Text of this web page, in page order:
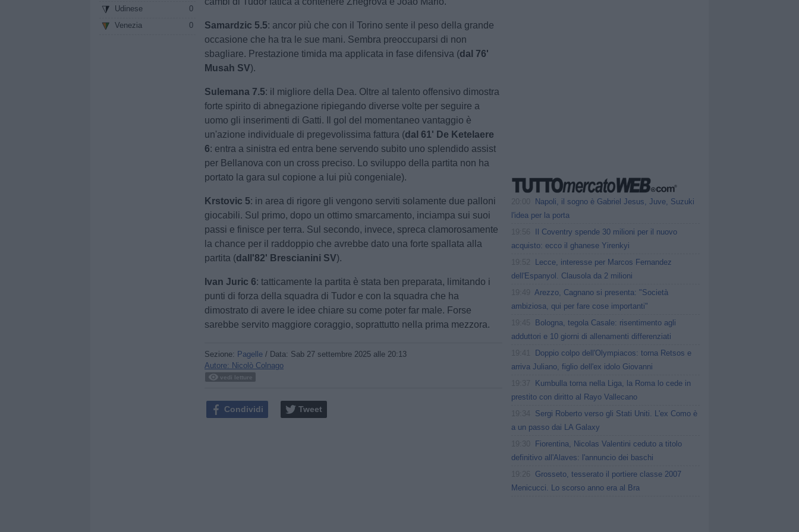
Udinese
0
Venezia
0 Samardzic 5.5: ancor più che con il Torino sente il peso della grande
occasione che ha tra le sue mani. Sembra preoccuparsi di non
sbagliare. Prestazione timida ma applicata in fase difensiva (dal 76'
Musah SV).
Sulemana 7.5: il migliore della Dea. Oltre al talento offensivo dimostra
forte spirito di abnegazione ripiegando diverse volte per seguire a
uomo gli inserimenti di Gatti. Il gol del momentaneo vantaggio è
un'azione individuale di pregevolissima fattura (dal 61' De Ketelaere
6: entra a sinistra ed entra bene servendo subito uno splendido assist
per Bellanova con un cross preciso. Lo sviluppo della partita non ha
portato la gara sul copione a lui più congeniale).
Krstovic 5: in area di rigore gli vengono serviti solamente due palloni
giocabili. Sul primo, dopo un ottimo smarcamento, inciampa sui suoi
passi e finisce per terra. Sul secondo, invece, spreca clamorosamente
la chance per il raddoppio che avrebbe dato una forte spallata alla
partita (dall'82' Brescianini SV).
Ivan Juric 6: tatticamente la partita è stata ben preparata, limitando i
punti di forza della squadra di Tudor e con la squadra che ha
dimostrato di avere le idee chiare su come poter far male. Forse
sarebbe servito maggiore coraggio, soprattutto nella prima mezzora.
Sezione: Pagelle / Data: Sab 27 settembre 2025 alle 20:13
Autore: Nicolò Colnago
vedi letture
Condividi Tweet
Napoli, il sogno è Gabriel Jesus, Juve, Suzuki
l'idea per la porta
Il Coventry spende 30 milioni per il nuovo
acquisto: ecco il ghanese Yirenkyi
Lecce, interesse per Marcos Fernandez
dell'Espanyol. Clausola da 2 milioni
Arezzo, Cagnano si presenta: "Società
ambiziosa, qui per fare cose importanti"
Bologna, tegola Casale: risentimento agli
adduttori e 10 giorni di allenamenti differenziati
Doppio colpo dell'Olympiacos: torna Retsos e
arriva Juliano, figlio dell'ex idolo Giovanni
Kumbulla torna nella Liga, la Roma lo cede in
prestito con diritto al Rayo Vallecano
Sergi Roberto verso gli Stati Uniti. L'ex Como è
a un passo dai LA Galaxy
Fiorentina, Nicolas Valentini ceduto a titolo
definitivo all'Alaves: l'annuncio dei baschi
Grosseto, tesserato il portiere classe 2007
Menicucci. Lo scorso anno era al Bra